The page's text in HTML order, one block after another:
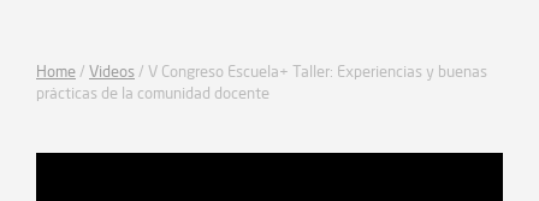
Home / Videos / V Congreso Escuela+ Taller: Experiencias y buenas
prácticas de la comunidad docente